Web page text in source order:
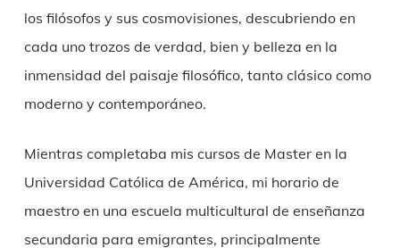
los filósofos y sus cosmovisiones, descubriendo en
cada uno trozos de verdad, bien y belleza en la
inmensidad del paisaje filosófico, tanto clásico como
moderno y contemporáneo.
Mientras completaba mis cursos de Master en la
Universidad Católica de América, mi horario de
maestro en una escuela multicultural de enseñanza
secundaria para emigrantes, principalmente